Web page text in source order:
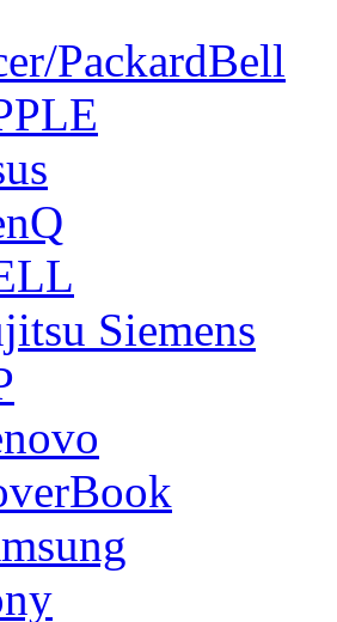
PackardBell
Siemens